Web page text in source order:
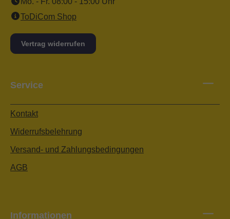
ToDiCom Shop
Vertrag widerrufen
Service
Kontakt
Widerrufsbelehrung
Versand- und Zahlungsbedingungen
AGB
Informationen